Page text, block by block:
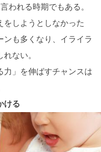
われる時期でもある。
をしようとしなかった
ンも多くなり、イライラ
ない。
力」を伸ばすチャンスは
ける